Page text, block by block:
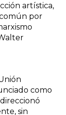
artística,
por
como
sin